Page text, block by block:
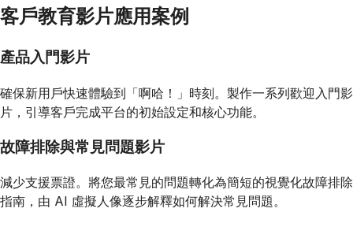
客戶教育影片應用案例
產品入門影片
確保新用戶快速體驗到「啊哈！」時刻。製作一系列歡迎入門影
片，引導客戶完成平台的初始設定和核心功能。
故障排除與常見問題影片
減少支援票證。將您最常見的問題轉化為簡短的視覺化故障排除
指南，由 AI 虛擬人像逐步解釋如何解決常見問題。